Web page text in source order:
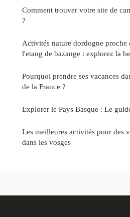
Comment trouver votre site de
?
Activités nature dordogne proche
l'etang de bazange : explorez la
Pourquoi prendre ses vacances
de la France ?
Explorer le Pays Basque : Le
Les meilleures activités pour des
dans les vosges